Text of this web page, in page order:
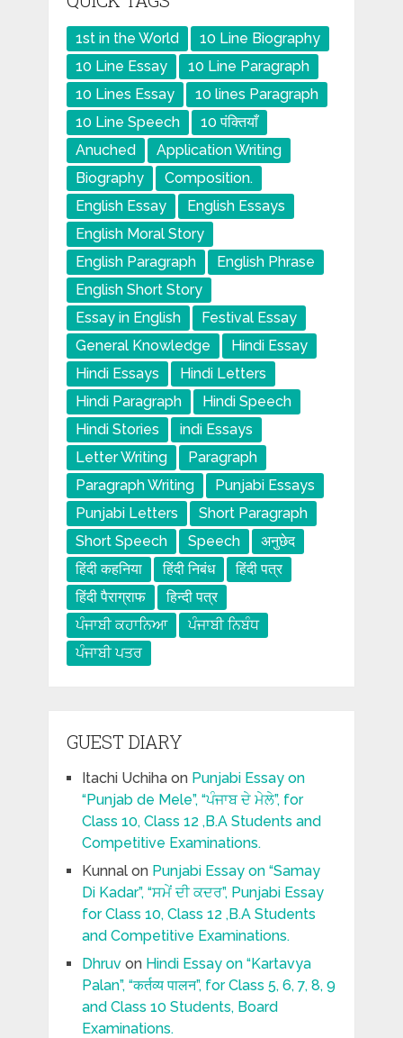
1st in the World
10 Line Biography
10 Line Essay
10 Line Paragraph
10 Lines Essay
10 lines Paragraph
10 Line Speech
10 पंक्तियाँ
Anuched
Application Writing
Biography
Composition.
English Essay
English Essays
English Moral Story
English Paragraph
English Phrase
English Short Story
Essay in English
Festival Essay
General Knowledge
Hindi Essay
Hindi Essays
Hindi Letters
Hindi Paragraph
Hindi Speech
Hindi Stories
indi Essays
Letter Writing
Paragraph
Paragraph Writing
Punjabi Essays
Punjabi Letters
Short Paragraph
Short Speech
Speech
अनुछेद
हिंदी कहनिया
हिंदी निबंध
हिंदी पत्र
हिंदी पैराग्राफ
हिन्दी पत्र
ਪੰਜਾਬੀ ਕਹਾਨਿਆ
ਪੰਜਾਬੀ ਨਿਬੰਧ
ਪੰਜਾਬੀ ਪਤਰ
GUEST DIARY
Itachi Uchihaon Punjabi Essay on
“Punjab de Mele”, “ਪੰਜਾਬ ਦੇ ਮੇਲੇ”, for
Class 10, Class 12 ,B.A Students and
Competitive Examinations.
Kunnalon Punjabi Essay on “Samay
Di Kadar”, “ਸਮੇਂ ਦੀ ਕਦਰ”, Punjabi Essay
for Class 10, Class 12 ,B.A Students
and Competitive Examinations.
Dhruvon Hindi Essay on “Kartavya
Palan”, “कर्तव्य पालन”, for Class 5, 6, 7, 8, 9
and Class 10 Students, Board
Examinations.